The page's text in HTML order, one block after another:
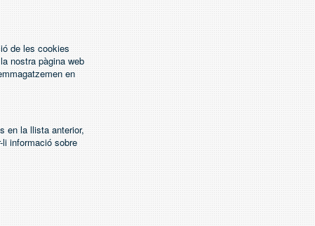
de les cookies
nostra pàgina web
en
en la llista anterior,
informació sobre